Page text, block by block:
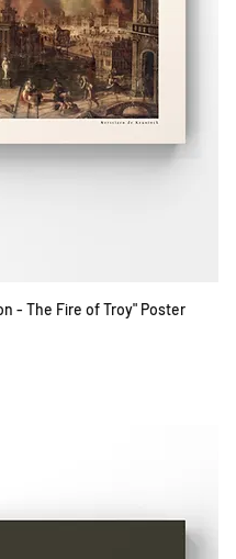
Hızlı Bakış
- The Fire of Troy" Poster